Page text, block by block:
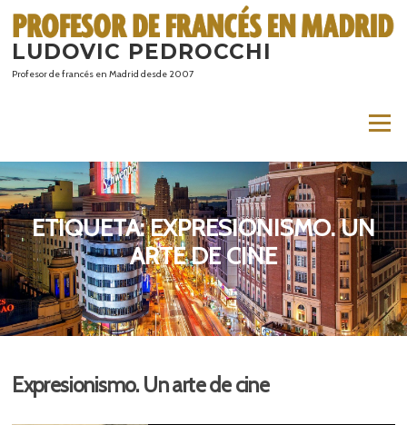
contenido
LUDOVIC PEDROCCHI
Profesor de francés en Madrid desde 2007
Menú
ETIQUETA:EXPRESIONISMO. UN
ARTE DE CINE
Expresionismo. Un arte de cine